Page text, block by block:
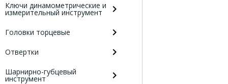
Ключи динамометрические и
измерительный инструмент
Головки торцевые
Отвертки
Шарнирно-губцевый
инструмент